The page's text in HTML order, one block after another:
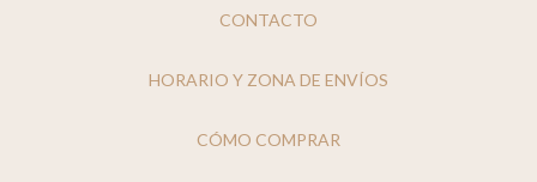
CONTACTO
HORARIO Y ZONA DE ENVÍOS
CÓMO COMPRAR